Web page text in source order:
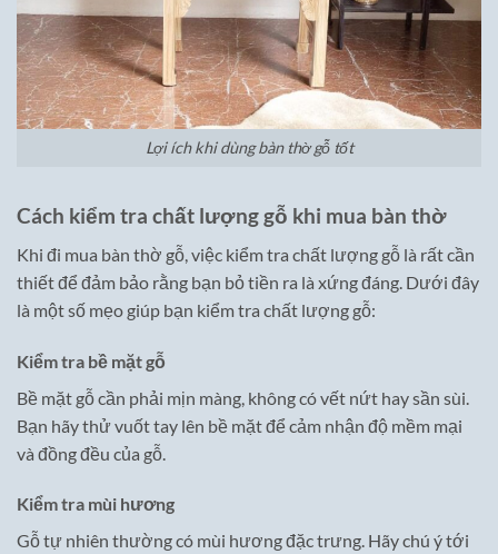
Lợi ích khi dùng bàn thờ gỗ tốt
Cách kiểm tra chất lượng gỗ khi mua bàn thờ
Khi đi mua bàn thờ gỗ, việc kiểm tra chất lượng gỗ là rất cần
thiết để đảm bảo rằng bạn bỏ tiền ra là xứng đáng. Dưới đây
là một số mẹo giúp bạn kiểm tra chất lượng gỗ:
Kiểm tra bề mặt gỗ
Bề mặt gỗ cần phải mịn màng, không có vết nứt hay sần sùi.
Bạn hãy thử vuốt tay lên bề mặt để cảm nhận độ mềm mại
và đồng đều của gỗ.
Kiểm tra mùi hương
Gỗ tự nhiên thường có mùi hương đặc trưng. Hãy chú ý tới